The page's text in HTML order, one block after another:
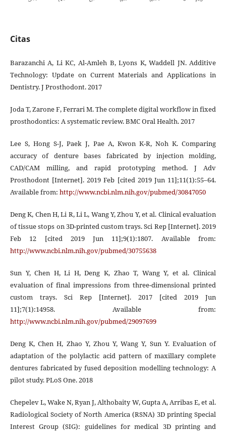
Citas
Barazanchi A, Li KC, Al-Amleh B, Lyons K, Waddell JN. Additive
Technology: Update on Current Materials and Applications in
Dentistry. J Prosthodont. 2017
Joda T, Zarone F, Ferrari M. The complete digital workflow in fixed
prosthodontics: A systematic review. BMC Oral Health. 2017
Lee S, Hong S-J, Paek J, Pae A, Kwon K-R, Noh K. Comparing
accuracy of denture bases fabricated by injection molding,
CAD/CAM milling, and rapid prototyping method. J Adv
Prosthodont [Internet]. 2019 Feb [cited 2019 Jun 11];11(1):55–64.
Available from: http://www.ncbi.nlm.nih.gov/pubmed/30847050
Deng K, Chen H, Li R, Li L, Wang Y, Zhou Y, et al. Clinical evaluation
of tissue stops on 3D-printed custom trays. Sci Rep [Internet]. 2019
Feb 12 [cited 2019 Jun 11];9(1):1807. Available from:
http://www.ncbi.nlm.nih.gov/pubmed/30755638
Sun Y, Chen H, Li H, Deng K, Zhao T, Wang Y, et al. Clinical
evaluation of final impressions from three-dimensional printed
custom trays. Sci Rep [Internet]. 2017 [cited 2019 Jun
11];7(1):14958. Available from:
http://www.ncbi.nlm.nih.gov/pubmed/29097699
Deng K, Chen H, Zhao Y, Zhou Y, Wang Y, Sun Y. Evaluation of
adaptation of the polylactic acid pattern of maxillary complete
dentures fabricated by fused deposition modelling technology: A
pilot study. PLoS One. 2018
Chepelev L, Wake N, Ryan J, Althobaity W, Gupta A, Arribas E, et al.
Radiological Society of North America (RSNA) 3D printing Special
Interest Group (SIG): guidelines for medical 3D printing and